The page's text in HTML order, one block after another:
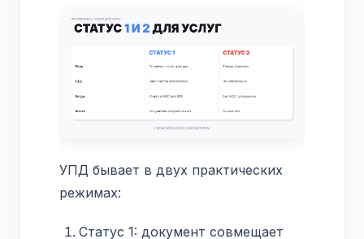
УПД бывает в двух практических
режимах:
Статус 1: документ совмещает